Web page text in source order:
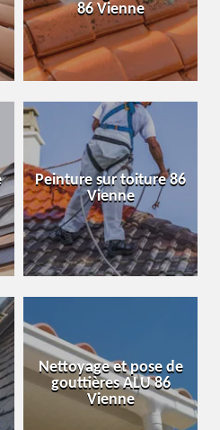
86 Vienne
Peinture sur toiture 86
Vienne
Nettoyage et pose de
gouttières ALU 86
Vienne